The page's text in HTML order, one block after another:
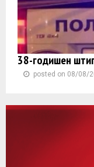
38-годишен
posted on 08/08/